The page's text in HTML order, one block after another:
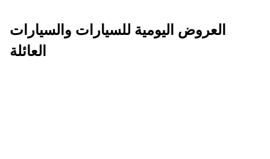
العروض اليومية للسيارات والسيارات
العائلة